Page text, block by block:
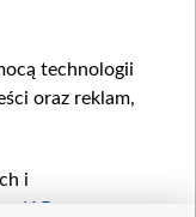
technologii
oraz reklam,
i
z IAB